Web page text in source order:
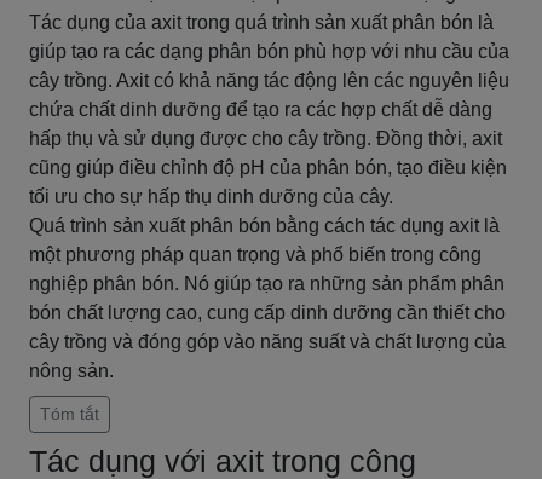
Tác dụng của axit trong quá trình sản xuất phân bón là
giúp tạo ra các dạng phân bón phù hợp với nhu cầu của
cây trồng. Axit có khả năng tác động lên các nguyên liệu
chứa chất dinh dưỡng để tạo ra các hợp chất dễ dàng
hấp thụ và sử dụng được cho cây trồng. Đồng thời, axit
cũng giúp điều chỉnh độ pH của phân bón, tạo điều kiện
tối ưu cho sự hấp thụ dinh dưỡng của cây.
Quá trình sản xuất phân bón bằng cách tác dụng axit là
một phương pháp quan trọng và phổ biến trong công
nghiệp phân bón. Nó giúp tạo ra những sản phẩm phân
bón chất lượng cao, cung cấp dinh dưỡng cần thiết cho
cây trồng và đóng góp vào năng suất và chất lượng của
nông sản.
Tóm tắt
Tác dụng với axit trong công